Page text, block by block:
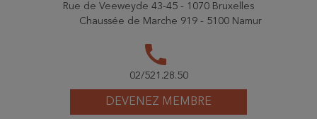
DEVENEZ MEMBRE
Rue de Veeweyde 43-45 - 1070 Bruxelles
Chaussée de Marche 919 - 5100 Namur
call
02/521.28.50